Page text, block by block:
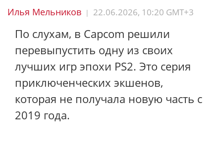
Илья Мельников | 22.06.2026, 10:20 GMT+3
По слухам, в Capcom решили
перевыпустить одну из своих
лучших игр эпохи PS2. Это серия
приключенческих экшенов,
которая не получала новую часть с
2019 года.